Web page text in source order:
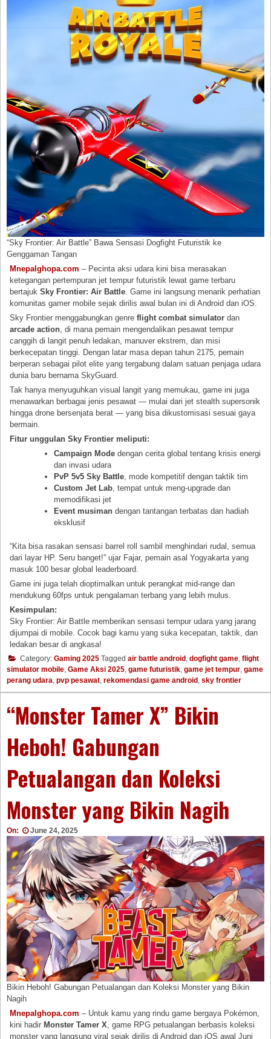
“Sky Frontier: Air Battle” Bawa Sensasi Dogfight Futuristik ke
Genggaman Tangan
Mnepalghopa.com – Pecinta aksi udara kini bisa merasakan
ketegangan pertempuran jet tempur futuristik lewat game terbaru
bertajukSky Frontier: Air Battle . Game ini langsung menarik perhatian
komunitas gamer mobile sejak dirilis awal bulan ini di Android dan iOS.
Sky Frontier menggabungkan genreflight combat simulator dan
arcade action, di mana pemain mengendalikan pesawat tempur
canggih di langit penuh ledakan, manuver ekstrem, dan misi
berkecepatan tinggi. Dengan latar masa depan tahun 2175, pemain
berperan sebagai pilot elite yang tergabung dalam satuan penjaga udara
dunia baru bernama SkyGuard.
Tak hanya menyuguhkan visual langit yang memukau, game ini juga
menawarkan berbagai jenis pesawat — mulai dari jet stealth supersonik
hingga drone bersenjata berat — yang bisa dikustomisasi sesuai gaya
bermain.
Fitur unggulan Sky Frontier meliputi:
Campaign Mode dengan cerita global tentang krisis energi
dan invasi udara
PvP 5v5 Sky Battle, mode kompetitif dengan taktik tim
Custom Jet Lab, tempat untuk meng-upgrade dan
memodifikasi jet
Event musiman dengan tantangan terbatas dan hadiah
eksklusif
“Kita bisa rasakan sensasi barrel roll sambil menghindari rudal, semua
dari layar HP. Seru banget!” ujar Fajar, pemain asal Yogyakarta yang
masuk 100 besar global leaderboard.
Game ini juga telah dioptimalkan untuk perangkat mid-range dan
mendukung 60fps untuk pengalaman terbang yang lebih mulus.
Kesimpulan:
Sky Frontier: Air Battle memberikan sensasi tempur udara yang jarang
dijumpai di mobile. Cocok bagi kamu yang suka kecepatan, taktik, dan
ledakan besar di angkasa!
Category: Gaming 2025 Tagged air battle android , dogfight game, flight
simulator mobile, Game Aksi 2025, game futuristik, game jet tempur, game
perang udara, pvp pesawat, rekomendasi game android , sky frontier
“Monster Tamer X” Bikin
Heboh! Gabungan
Petualangan dan Koleksi
Monster yang Bikin Nagih
On: June 24, 2025
Bikin Heboh! Gabungan Petualangan dan Koleksi Monster yang Bikin
Nagih
Mnepalghopa.com – Untuk kamu yang rindu game bergaya Pokémon,
kini hadirMonster Tamer X , game RPG petualangan berbasis koleksi
monster yang langsung viral sejak dirilis di Android dan iOS awal Juni